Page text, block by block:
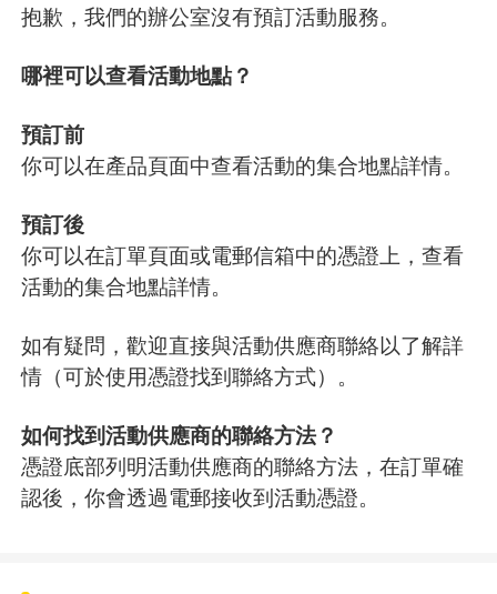
抱歉，我們的辦公室沒有預訂活動服務。
哪裡可以查看活動地點？
預訂前
你可以在產品頁面中查看活動的集合地點詳情。
預訂後
你可以在訂單頁面或電郵信箱中的憑證上，查看
活動的集合地點詳情。
如有疑問，歡迎直接與活動供應商聯絡以了解詳
情（可於使用憑證找到聯絡方式）。
如何找到活動供應商的聯絡方法？
憑證底部列明活動供應商的聯絡方法，在訂單確
認後，你會透過電郵接收到活動憑證。